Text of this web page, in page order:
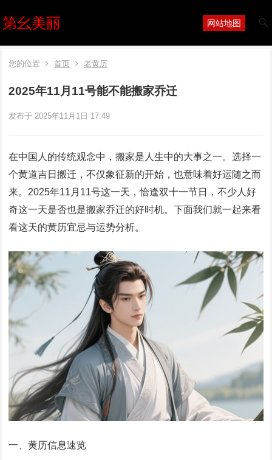
第幺美丽 网站地图
您的位置 首页 老黄历
2025年11月11号能不能搬家乔迁
发布于 2025年11月1日 17:49
在中国人的传统观念中，搬家是人生中的大事之一。选择一
个黄道吉日搬迁，不仅象征新的开始，也意味着好运随之而
来。2025年11月11号这一天，恰逢双十一节日，不少人好
奇这一天是否也是搬家乔迁的好时机。下面我们就一起来看
看这天的黄历宜忌与运势分析。
一、黄历信息速览